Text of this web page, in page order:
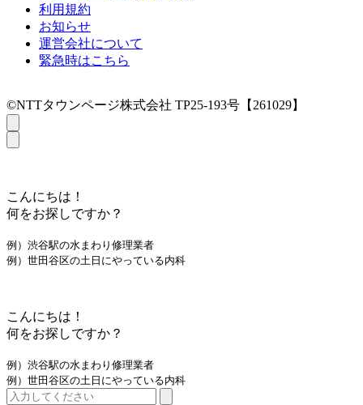
利用規約
お知らせ
運営会社について
緊急時はこちら
©NTTタウンページ株式会社 TP25-193号【261029】
こんにちは！
何をお探しですか？
例）渋谷駅の水まわり修理業者
例）世田谷区の土日にやっている内科
こんにちは！
何をお探しですか？
例）渋谷駅の水まわり修理業者
例）世田谷区の土日にやっている内科